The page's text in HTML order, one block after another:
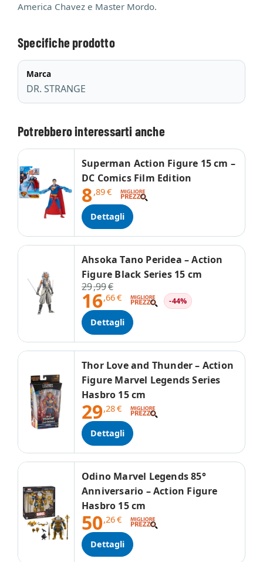
America Chavez e Master Mordo.
Specifiche prodotto
Marca
DR. STRANGE
Potrebbero interessarti anche
Superman Action Figure 15 cm –
DC Comics Film Edition
8,89€
Dettagli
Ahsoka Tano Peridea – Action
Figure Black Series 15 cm
29,99€
16,66€ -44%
Dettagli
Thor Love and Thunder – Action
Figure Marvel Legends Series
Hasbro 15 cm
29,28€
Dettagli
Odino Marvel Legends 85°
Anniversario – Action Figure
Hasbro 15 cm
50,26€
Dettagli